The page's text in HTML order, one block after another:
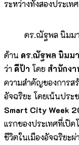
ระหว่างทั้งสองประเทศ
ดร.ณัฐพล นิมม
ด้าน ดร.ณัฐพล นิมม
ว่าดีป้า โดย สำนักง
ความสำคัญของการส
อัจฉริยะ โดยเน้นประ
Smart City Week
แรกของประเทศที่เปิ
ชีวิตในเมืองอัจฉริยะ